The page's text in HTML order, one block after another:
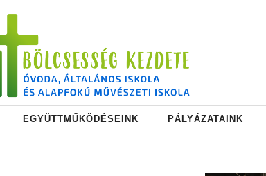
EGYÜTTMŰKÖDÉSEINK PÁLYÁZATAINK